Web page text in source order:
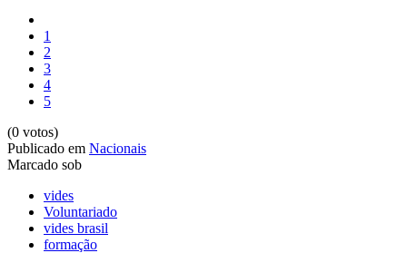
1
2
3
4
5
(0 votos)
Publicado em Nacionais
Marcado sob
vides
Voluntariado
vides brasil
formação